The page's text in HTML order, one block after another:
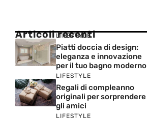
Articoli recenti
LIFESTYLE
Piatti doccia di design:
eleganza e innovazione
per il tuo bagno moderno
LIFESTYLE
Regali di compleanno
originali per sorprendere
gli amici
LIFESTYLE